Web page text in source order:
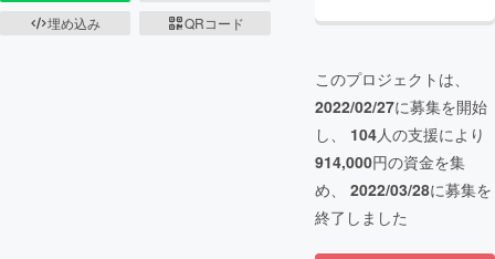
埋め込み
QRコード
このプロジェクトは、
2022/02/27に募集を開始
し、 104人の支援により
914,000円の資金を集
め、 2022/03/28に募集を
終了しました